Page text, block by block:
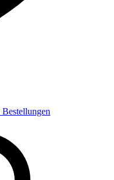
Bestellungen